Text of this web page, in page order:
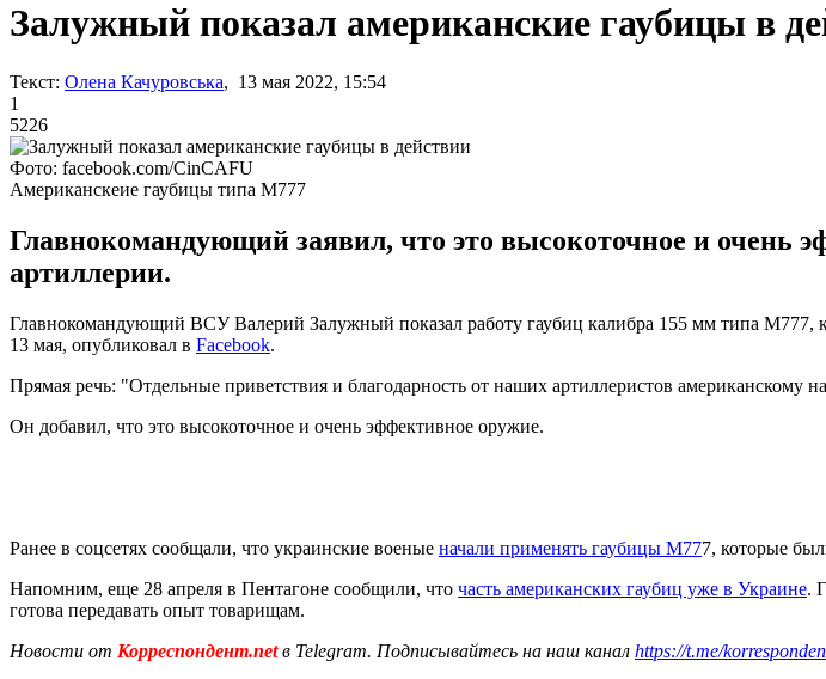
Залужный показал американские гаубицы в
Текст: Олена Качуровська, 13 мая 2022, 15:54
1
5226
Фото: facebook.com/CinCAFU
Американскеие гаубицы типа М777
Главнокомандующий заявил, что это высокоточное и очень
артиллерии.
Главнокомандующий ВСУ Валерий Залужный показал работу гаубиц калибра 155 мм типа
13 мая, опубликовал в Facebook.
Прямая речь: "Отдельные приветствия и благодарность от наших артиллеристов
Он добавил, что это высокоточное и очень эффективное оружие.
Ранее в соцсетях сообщали, что украинские военые начали применять гаубицы М777, которые
Напомним, еще 28 апреля в Пентагоне сообщили, что часть американских гаубиц уже в Украине.
готова передавать опыт товарищам.
Новости от Корреспондент.netв Telegram. Подписывайтесь на наш канал https://t.me/